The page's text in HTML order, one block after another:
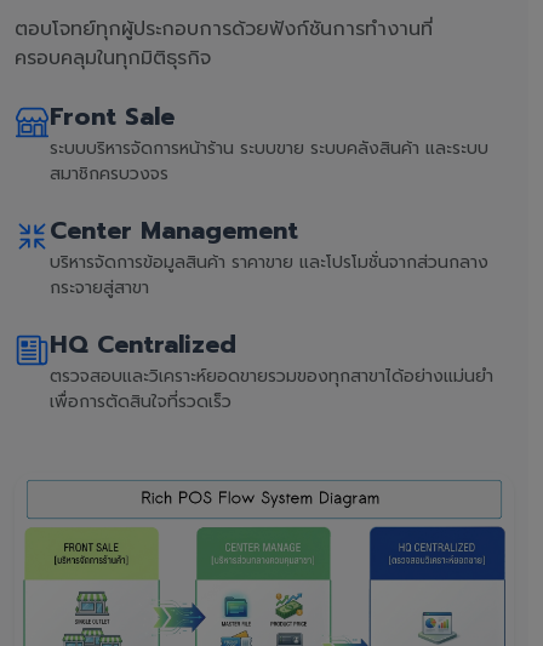
ตอบโจทย์ทุกผู้ประกอบการด้วยฟังก์ชันการทำงานที่
ครอบคลุมในทุกมิติธุรกิจ
Front Sale
ระบบบริหารจัดการหน้าร้าน ระบบขาย ระบบคลังสินค้า และระบบ
สมาชิกครบวงจร
Center Management
บริหารจัดการข้อมูลสินค้า ราคาขาย และโปรโมชั่นจากส่วนกลาง
กระจายสู่สาขา
HQ Centralized
ตรวจสอบและวิเคราะห์ยอดขายรวมของทุกสาขาได้อย่างแม่นยำ
เพื่อการตัดสินใจที่รวดเร็ว